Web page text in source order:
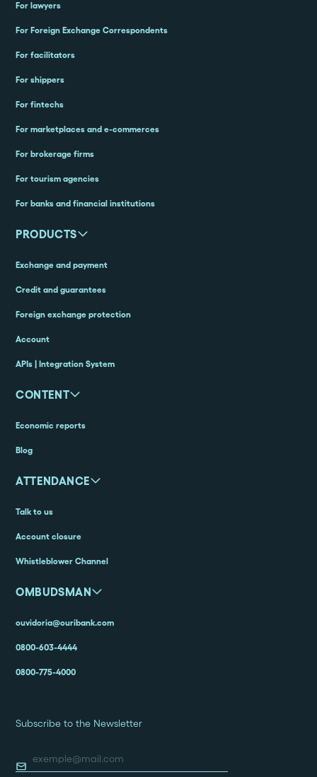
For lawyers
For Foreign Exchange Correspondents
For facilitators
For shippers
For fintechs
For marketplaces and e-commerces
For brokerage firms
For tourism agencies
For banks and financial institutions
PRODUCTS
Exchange and payment
Credit and guarantees
Foreign exchange protection
Account
APIs | Integration System
CONTENT
Economic reports
Blog
ATTENDANCE
Talk to us
Account closure
Whistleblower Channel
OMBUDSMAN
ouvidoria@ouribank.com
0800-603-4444
0800-775-4000
Subscribe to the Newsletter